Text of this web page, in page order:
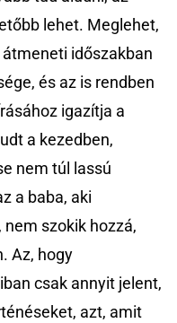
lehet. Meglehet,
időszakban
és az is rendben
igazítja a
a kezedben,
nem túl lassú
a baba, aki
nem szokik hozzá,
Az, hogy
csak annyit jelent,
azt, amit